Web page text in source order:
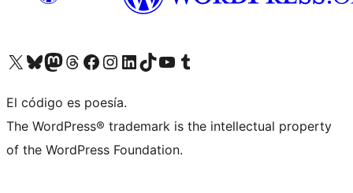
Visita nuestra cuenta de X (anteriormente Twitter)
Visita nuestra cuenta de Bluesky
Visita nuestra cuenta de Mastodon
Visita nuestra cuenta de Threads
Visita nuestra página de Facebook
Visita nuestra cuenta de Instagram
Visita nuestra cuenta de LinkedIn
Visita nuestra cuenta de TikTok
Visita nuestro canal de YouTube
Visita nuestra cuenta de Tumblr
El código es poesía.
The WordPress® trademark is the intellectual property
of the WordPress Foundation.